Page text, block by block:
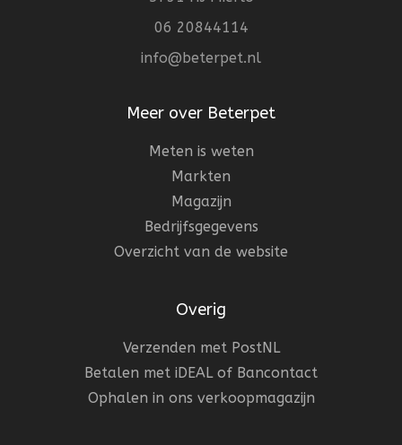
06 20844114
info@beterpet.nl
Meer over Beterpet
Meten is weten
Markten
Magazijn
Bedrijfsgegevens
Overzicht van de website
Overig
Verzenden met PostNL
Betalen met iDEAL of Bancontact
Ophalen in ons verkoopmagazijn